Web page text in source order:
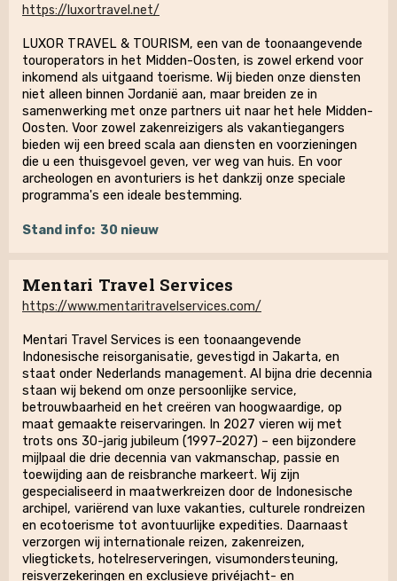
https://luxortravel.net/
LUXOR TRAVEL & TOURISM, een van de toonaangevende
touroperators in het Midden-Oosten, is zowel erkend voor
inkomend als uitgaand toerisme. Wij bieden onze diensten
niet alleen binnen Jordanië aan, maar breiden ze in
samenwerking met onze partners uit naar het hele Midden-
Oosten. Voor zowel zakenreizigers als vakantiegangers
bieden wij een breed scala aan diensten en voorzieningen
die u een thuisgevoel geven, ver weg van huis. En voor
archeologen en avonturiers is het dankzij onze speciale
programma's een ideale bestemming.
Stand info: 30 nieuw
Mentari Travel Services
https://www.mentaritravelservices.com/
Mentari Travel Services is een toonaangevende
Indonesische reisorganisatie, gevestigd in Jakarta, en
staat onder Nederlands management. Al bijna drie decennia
staan wij bekend om onze persoonlijke service,
betrouwbaarheid en het creëren van hoogwaardige, op
maat gemaakte reiservaringen. In 2027 vieren wij met
trots ons 30-jarig jubileum (1997–2027) – een bijzondere
mijlpaal die drie decennia van vakmanschap, passie en
toewijding aan de reisbranche markeert. Wij zijn
gespecialiseerd in maatwerkreizen door de Indonesische
archipel, variërend van luxe vakanties, culturele rondreizen
en ecotoerisme tot avontuurlijke expedities. Daarnaast
verzorgen wij internationale reizen, zakenreizen,
vliegtickets, hotelreserveringen, visumondersteuning,
reisverzekeringen en exclusieve privéjacht- en